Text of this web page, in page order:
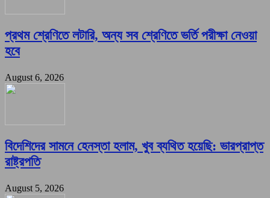
প্রথম শ্রেণিতে লটারি, অন্য সব শ্রেণিতে ভর্তি পরীক্ষা নেওয়া
হবে
August 6, 2026
বিদেশিদের সামনে হেনস্তা হলাম, খুব ব্যথিত হয়েছি: ভারপ্রাপ্ত
রাষ্ট্রপতি
August 5, 2026